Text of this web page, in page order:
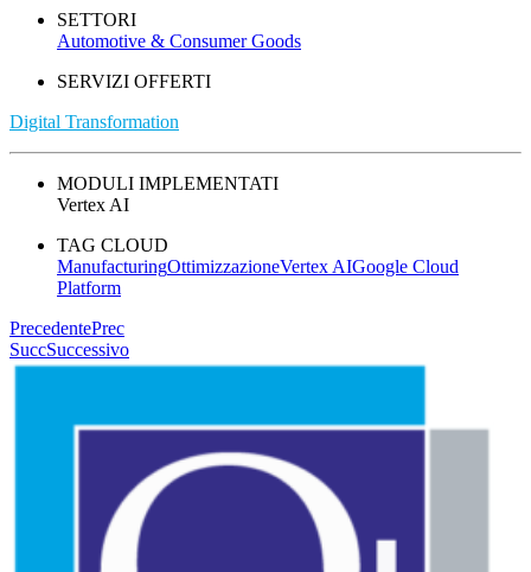
SETTORI
Automotive & Consumer Goods
SERVIZI OFFERTI
Digital Transformation
MODULI IMPLEMENTATI
Vertex AI
TAG CLOUD
ManufacturingOttimizzazioneVertex AIGoogle Cloud
Platform
PrecedentePrec
SuccSuccessivo